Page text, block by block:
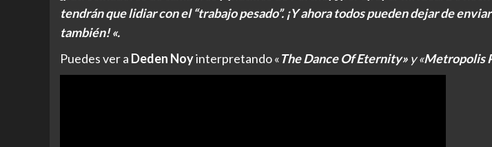
tendrán que lidiar con el “trabajo pesado”. ¡Y ahora todos pueden dejar de
también! «.
Puedes ver a Deden Noyinterpretando «The Dance Of Eternity» y «Metropolis